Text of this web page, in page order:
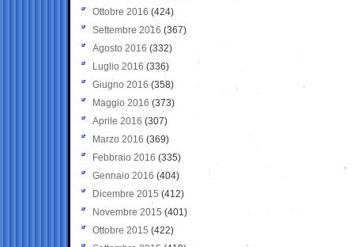
Ottobre 2016 (424)
Settembre 2016 (367)
Agosto 2016 (332)
Luglio 2016 (336)
Giugno 2016 (358)
Maggio 2016 (373)
Aprile 2016 (307)
Marzo 2016 (369)
Febbraio 2016 (335)
Gennaio 2016 (404)
Dicembre 2015 (412)
Novembre 2015 (401)
Ottobre 2015 (422)